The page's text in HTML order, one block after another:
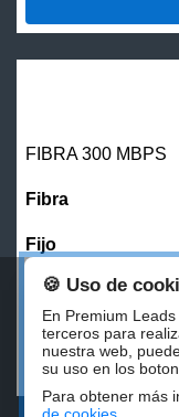
FIBRA 300 MBPS
🍪 Uso de
En Premium
terceros para
nuestra web,
su uso en los
Para obtener más